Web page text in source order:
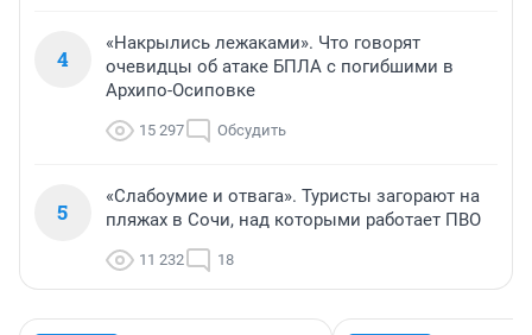
4
«Накрылись лежаками». Что говорят
очевидцы об атаке БПЛА с погибшими в
Архипо-Осиповке
15 297 Обсудить
5
«Слабоумие и отвага». Туристы загорают на
пляжах в Сочи, над которыми работает ПВО
11 232 18